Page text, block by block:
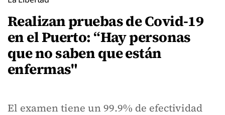
Realizan pruebas de Covid-19
en el Puerto: “Hay personas
que no saben que están
enfermas"
El examen tiene un 99.9% de efectividad